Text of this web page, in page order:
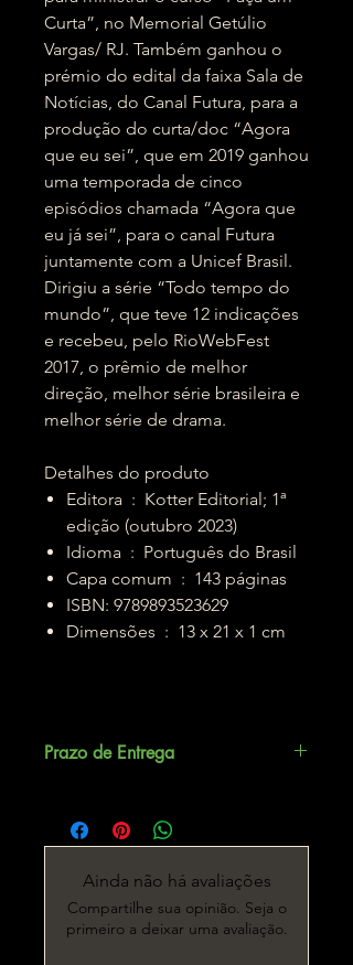
Curta”, no Memorial Getúlio
Vargas/ RJ. Também ganhou o
prémio do edital da faixa Sala de
Notícias, do Canal Futura, para a
produção do curta/doc “Agora
que eu sei”, que em 2019 ganhou
uma temporada de cinco
episódios chamada “Agora que
eu já sei”, para o canal Futura
juntamente com a Unicef Brasil.
Dirigiu a série “Todo tempo do
mundo”, que teve 12 indicações
e recebeu, pelo RioWebFest
2017, o prêmio de melhor
direção, melhor série brasileira e
melhor série de drama.
Detalhes do produto
Editora ‏ : ‎ Kotter Editorial; 1ª
edição (outubro 2023)
Idioma ‏ : ‎ Português do Brasil
Capa comum ‏ : ‎ 143 páginas
ISBN: 9789893523629
Dimensões ‏ : ‎ 13 x 21 x 1 cm
Prazo de Entrega
Ainda não há avaliações
Compartilhe sua opinião. Seja o
primeiro a deixar uma avaliação.